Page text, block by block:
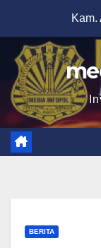
content
Kam.
BERITA